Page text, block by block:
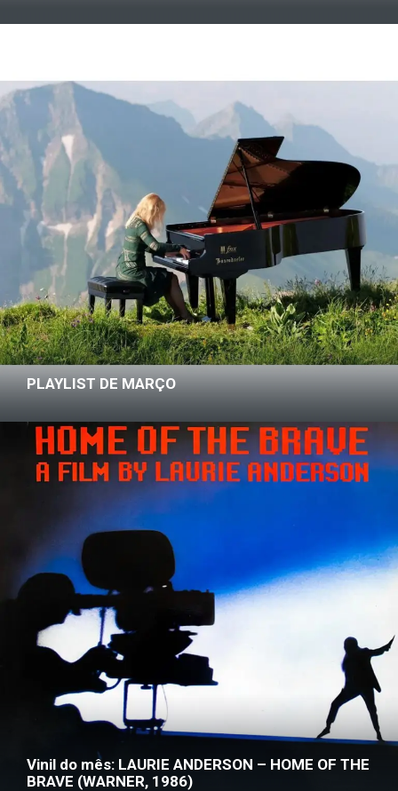
PLAYLIST DE MARÇO
Vinil do mês: LAURIE ANDERSON – HOME OF THE
BRAVE (WARNER, 1986)